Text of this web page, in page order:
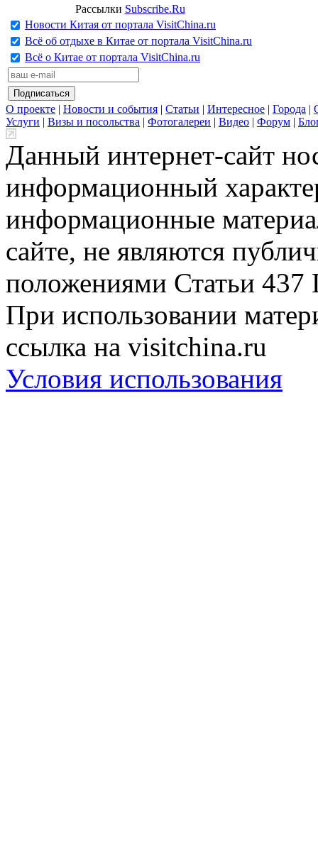
Рассылки Subscribe.Ru
Новости Китая от портала VisitChina.ru
Всё об отдыхе в Китае от портала VisitChina.ru
Всё о Китае от портала VisitChina.ru
О проекте | Новости и события | Статьи | Интересное | Города |
Услуги | Визы и посольства | Фотогалереи | Видео | Форум |
Данный интернет-сайт
информационный
информационные
сайте, не являются
положениями Статьи 437
При использовании
ссылка на visitchina.ru
Условия использования